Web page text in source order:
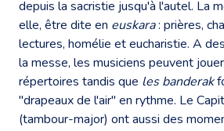
depuis la sacristie jusqu'à l'autel. La
elle, être dite en euskara: prières,
lectures, homélie et eucharistie. A
la messe, les musiciens peuvent
répertoires tandis que les banderak
"drapeaux de l'air" en rythme. Le
(tambour-major) ont aussi des